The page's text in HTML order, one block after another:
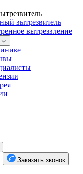
вытрезвитель
вытрезвление
Заказать звонок